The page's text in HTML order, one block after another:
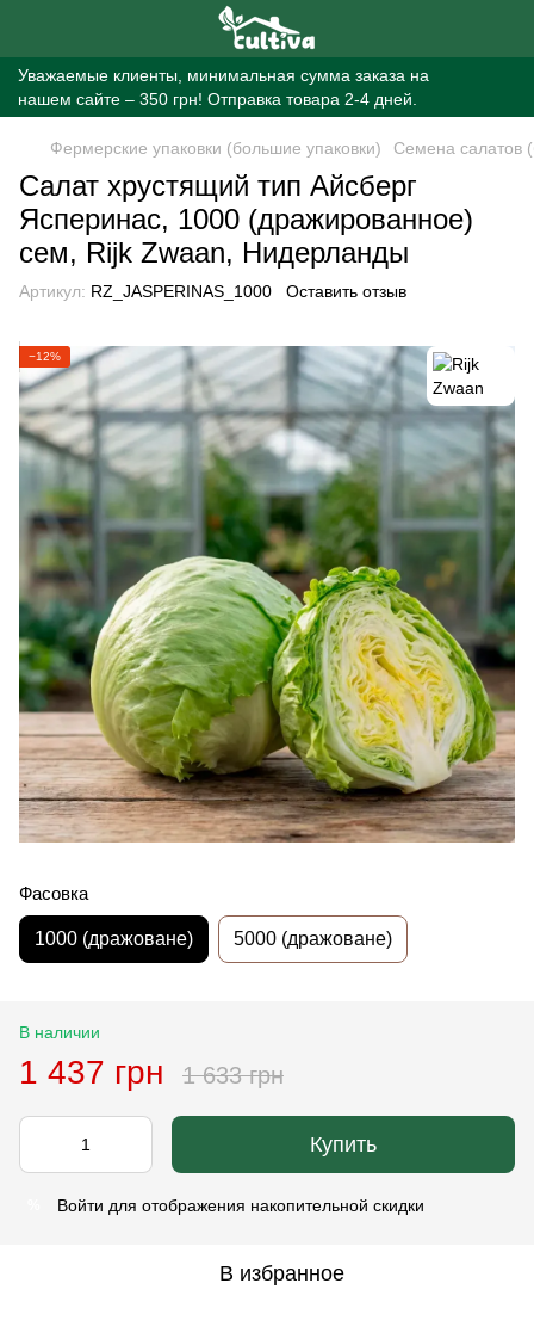
Уважаемые клиенты, минимальная сумма заказа на
нашем сайте – 350 грн! Отправка товара 2-4 дней.
Фермерские упаковки (большие упаковки) Семена салатов
Салат хрустящий тип Айсберг
Ясперинас, 1000 (дражированное)
сем, Rijk Zwaan, Нидерланды
Артикул: RZ_JASPERINAS_1000 Оставить отзыв
−12%
Фасовка
1000 (дражоване) 5000 (дражоване)
В наличии
1 437 грн 1 633 грн
Купить
Войти для отображения накопительной скидки
В избранное